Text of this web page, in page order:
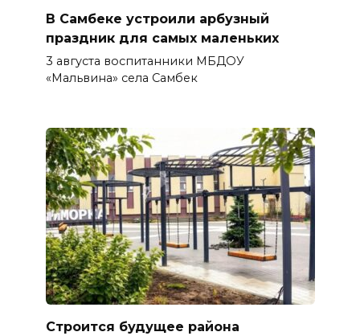
В Самбеке устроили арбузный
праздник для самых маленьких
3 августа воспитанники МБДОУ
«Мальвина» села Самбек
Строится будущее района